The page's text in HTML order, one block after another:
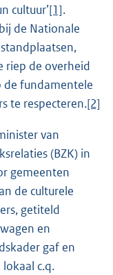
cultuur’[1].
de Nationale
riep de overheid
fundamentele
te respecteren.[2]
van
(BZK) in
gemeenten
de culturele
getiteld
en
gaf en
c.q.